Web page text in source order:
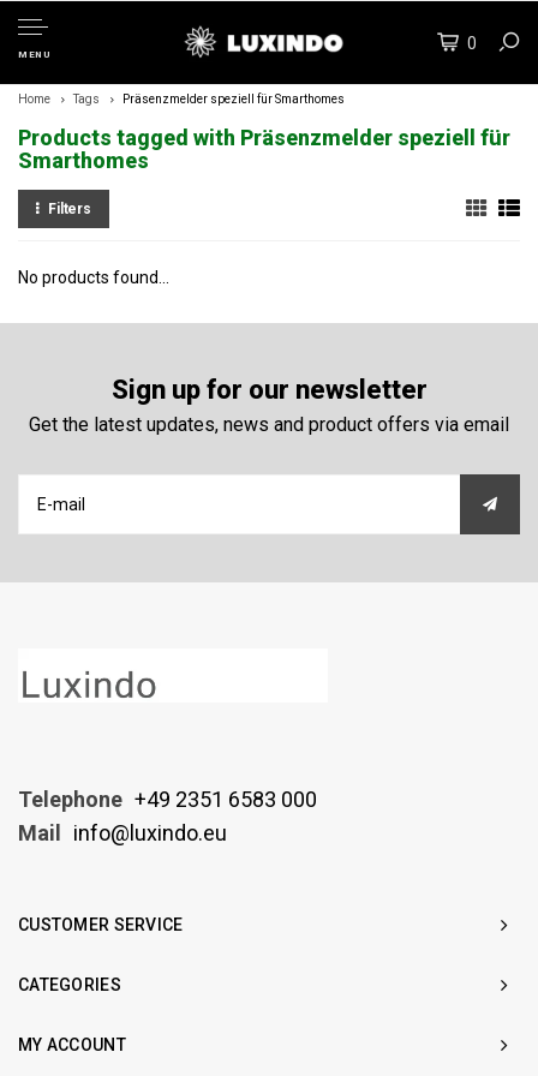
MENU
0
Home Tags Präsenzmelder speziell für Smarthomes
Products tagged with Präsenzmelder speziell für
Smarthomes
Filters
No products found...
Sign up for our newsletter
Get the latest updates, news and product offers via email
Telephone +49 2351 6583 000
Mail
info@luxindo.eu
CUSTOMER SERVICE
CATEGORIES
MY ACCOUNT